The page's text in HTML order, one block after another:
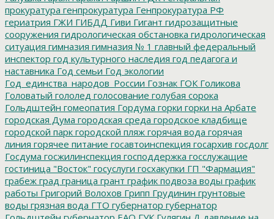
прокуратура генпрокуратура Генпрокуратура РФ
гериатрия ГЖИ ГИБДД Гиви Гигант гидрозащитные
сооружения гидрологическая обстановка гидрологическая
ситуация гимназия гимназия № 1 главный федеральный
инспектор год культурного наследия год педагога и
наставника Год семьи Год экологии
Год_единства_народов_России Гознак ГОКГоликова
Головатый гололед голосование голубая сорока
Гольдштейн гомеопатия Гордума горки горки на Арбате
городская Дума городская среда городское кладбище
городской парк городской пляж горячая вода горячая
линия горячее питание госавтоинспекция госархив госдолг
Госдума госжилинспекция господдержка госслужащие
гостиница "Восток" госуслуги госхакупки ГП "Фармация"
грабеж град граница грант график подвоза воды график
работы Григорий Волохов Грипп Грудинин грунтовые
воды грязная вода ГТО губернатор губернатор